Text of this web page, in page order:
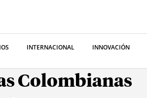
INTERNACIONAL INNOVACIÓN
Colombianas